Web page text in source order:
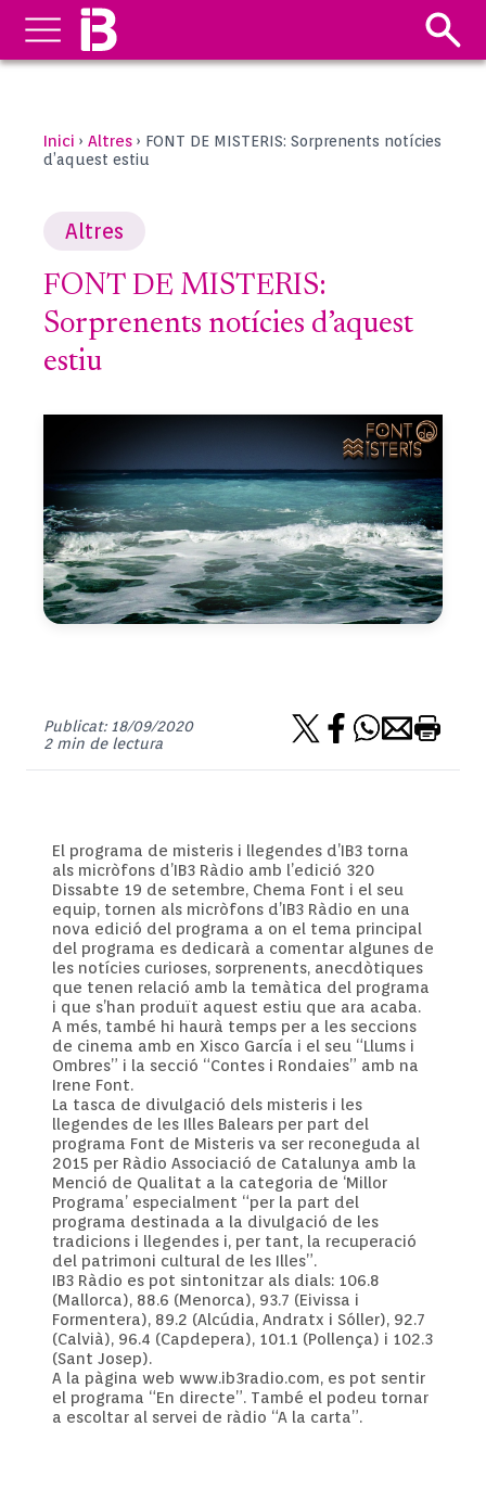
Inici › Altres › FONT DE MISTERIS: Sorprenents notícies
d’aquest estiu
Altres
FONT DE MISTERIS:
Sorprenents notícies d’aquest
estiu
Publicat: 18/09/2020
2 min de lectura
El programa de misteris i llegendes d’IB3 torna
als micròfons d’IB3 Ràdio amb l’edició 320
Dissabte 19 de setembre, Chema Font i el seu
equip, tornen als micròfons d’IB3 Ràdio en una
nova edició del programa a on el tema principal
del programa es dedicarà a comentar algunes de
les notícies curioses, sorprenents, anecdòtiques
que tenen relació amb la temàtica del programa
i que s’han produït aquest estiu que ara acaba.
A més, també hi haurà temps per a les seccions
de cinema amb en Xisco García i el seu “Llums i
Ombres” i la secció “Contes i Rondaies” amb na
Irene Font.
La tasca de divulgació dels misteris i les
llegendes de les Illes Balears per part del
programa Font de Misteris va ser reconeguda al
2015 per Ràdio Associació de Catalunya amb la
Menció de Qualitat a la categoria de ‘Millor
Programa’ especialment “per la part del
programa destinada a la divulgació de les
tradicions i llegendes i, per tant, la recuperació
del patrimoni cultural de les Illes”.
IB3 Ràdio es pot sintonitzar als dials: 106.8
(Mallorca), 88.6 (Menorca), 93.7 (Eivissa i
Formentera), 89.2 (Alcúdia, Andratx i Sóller), 92.7
(Calvià), 96.4 (Capdepera), 101.1 (Pollença) i 102.3
(Sant Josep).
A la pàgina web www.ib3radio.com, es pot sentir
el programa “En directe”. També el podeu tornar
a escoltar al servei de ràdio “A la carta”.